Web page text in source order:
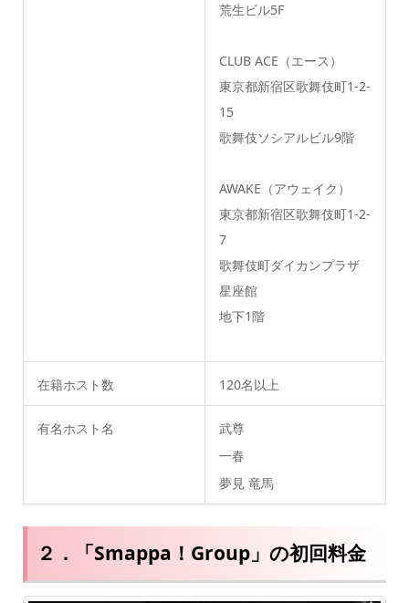
荒生ビル5F
CLUB ACE（エース）
東京都新宿区歌舞伎町1-2-
15
歌舞伎ソシアルビル9階
AWAKE（アウェイク）
東京都新宿区歌舞伎町1-2-
7
歌舞伎町ダイカンプラザ
星座館
地下1階
在籍ホスト数 120名以上
有名ホスト名
武尊
一春
夢見 竜馬
２．「Smappa！Group」の初回料金